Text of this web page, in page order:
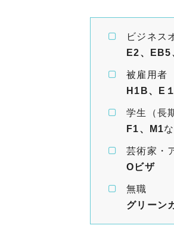
ビジネス
E2、EB5
被雇用者
H1B、E
学生（長
F1、M1
芸術家・
Oビザ
無職
グリーン